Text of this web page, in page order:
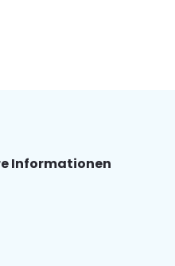
Informationen